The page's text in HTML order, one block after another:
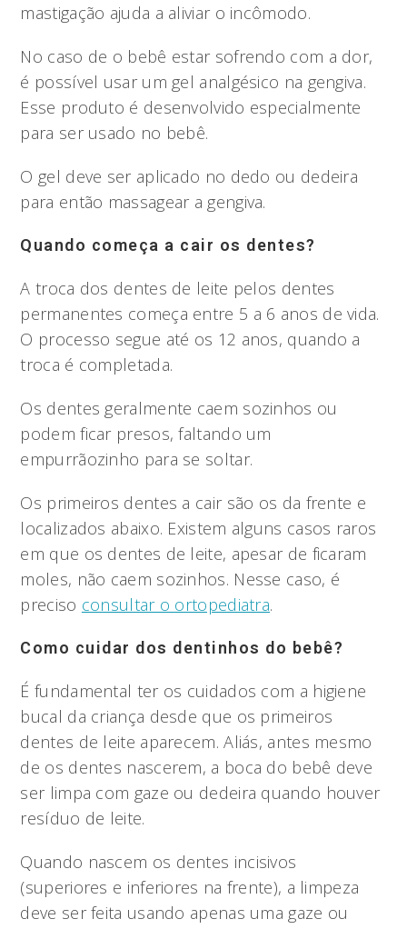
mastigação ajuda a aliviar o incômodo.
No caso de o bebê estar sofrendo com a dor,
é possível usar um gel analgésico na gengiva.
Esse produto é desenvolvido especialmente
para ser usado no bebê.
O gel deve ser aplicado no dedo ou dedeira
para então massagear a gengiva.
Quando começa a cair os dentes?
A troca dos dentes de leite pelos dentes
permanentes começa entre 5 a 6 anos de vida.
O processo segue até os 12 anos, quando a
troca é completada.
Os dentes geralmente caem sozinhos ou
podem ficar presos, faltando um
empurrãozinho para se soltar.
Os primeiros dentes a cair são os da frente e
localizados abaixo. Existem alguns casos raros
em que os dentes de leite, apesar de ficaram
moles, não caem sozinhos. Nesse caso, é
preciso consultar o ortopediatra.
Como cuidar dos dentinhos do bebê?
É fundamental ter os cuidados com a higiene
bucal da criança desde que os primeiros
dentes de leite aparecem. Aliás, antes mesmo
de os dentes nascerem, a boca do bebê deve
ser limpa com gaze ou dedeira quando houver
resíduo de leite.
Quando nascem os dentes incisivos
(superiores e inferiores na frente), a limpeza
deve ser feita usando apenas uma gaze ou